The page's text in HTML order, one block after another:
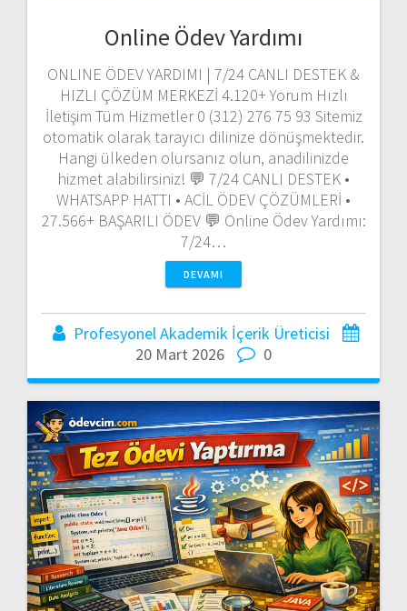
Online Ödev Yardımı
ONLINE ÖDEV YARDIMI | 7/24 CANLI DESTEK &
HIZLI ÇÖZÜM MERKEZİ 4.120+ Yorum Hızlı
İletişim Tüm Hizmetler 0 (312) 276 75 93 Sitemiz
otomatik olarak tarayıcı dilinize dönüşmektedir.
Hangi ülkeden olursanız olun, anadilinizde
hizmet alabilirsiniz! 💬 7/24 CANLI DESTEK •
WHATSAPP HATTI • ACİL ÖDEV ÇÖZÜMLERİ •
27.566+ BAŞARILI ÖDEV 💬 Online Ödev Yardımı:
7/24…
DEVAMI
Profesyonel Akademik İçerik Üreticisi
20 Mart 2026
0